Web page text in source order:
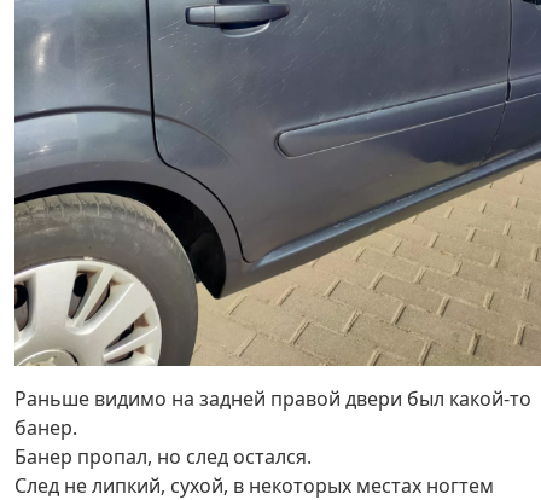
Раньше видимо на задней правой двери был какой-то
банер.
Банер пропал, но след остался.
След не липкий, сухой, в некоторых местах ногтем